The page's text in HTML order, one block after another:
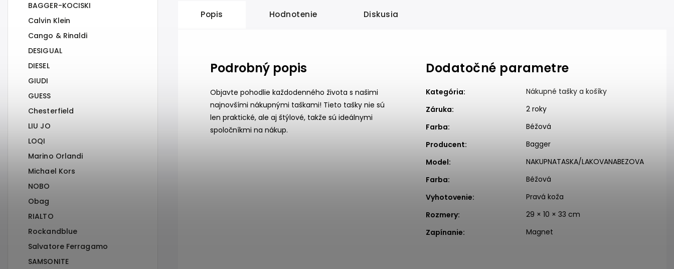
BAGGER-KOCISKI
Calvin Klein
Cango & Rinaldi
DESIGUAL
DIESEL
GIUDI
GUESS
Chesterfield
LIU JO
LOQI
Marino Orlandi
Michael Kors
NOBO
Obag
RIALTO
Rockandblue
Salvatore Ferragamo
SAMSONITE
Popis Hodnotenie Diskusia
Podrobný popis
Objavte pohodlie každodenného života s našimi
najnovšími nákupnými taškami! Tieto tašky nie sú
len praktické, ale aj štýlové, takže sú ideálnymi
spoločníkmi na nákup.
Dodatočné parametre
Kategória:
Nákupné tašky a košíky
Záruka:
2 roky
Farba:
Béžová
Producent:
Bagger
Model:
NAKUPNATASKA/LAKOVANABEZOVA
Farba:
Béžová
Vyhotovenie:
Pravá koža
Rozmery:
29 × 10 × 33 cm
Zapínanie: Magnet